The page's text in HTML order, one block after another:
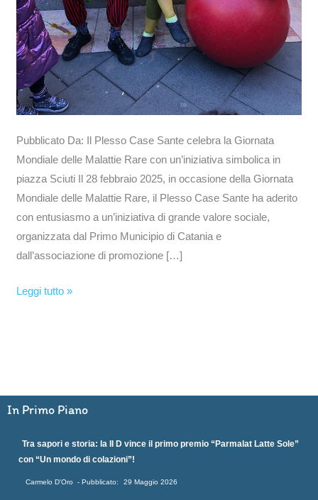
Pubblicato Da: Il Plesso Case Sante celebra la Giornata
Mondiale delle Malattie Rare con un’iniziativa simbolica in
piazza Sciuti Il 28 febbraio 2025, in occasione della Giornata
Mondiale delle Malattie Rare, il Plesso Case Sante ha aderito
con entusiasmo a un’iniziativa di grande valore sociale,
organizzata dal Primo Municipio di Catania e
dall’associazione di promozione […]
Leggi tutto »
In Primo Piano
Tra sapori e storia: la II D vince il primo premio “Parmalat Latte Sole”
con “Un mondo di colazioni”!
Carmelo D'Oro 29 Maggio 2026